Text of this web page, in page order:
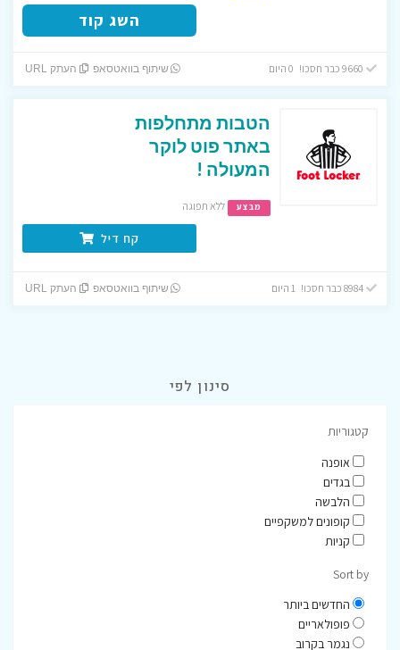
השג קוד
שיתוף בוואטסאפ העתק URL
הטבות מתחלפות
באתר פוט לוקר
המעולה !
מבצע ללא תפוגה
קח דיל
8984 כבר חסכו! 1 היום שיתוף בוואטסאפ העתק URL
סינון לפי
קטגוריות
אופנה
בגדים
הלבשה
קופונים למשקפיים
קניות
Sort by
החדשים ביותר
פופולאריים
נגמר בקרוב